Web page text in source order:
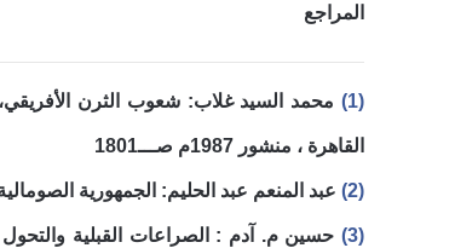
المراجع
(1)
القاهرة ، منشور 1987م صـــ1801
(2) عبد المنعم عبد الحليم: الجمهورية الصومالية الإقليم
(3)